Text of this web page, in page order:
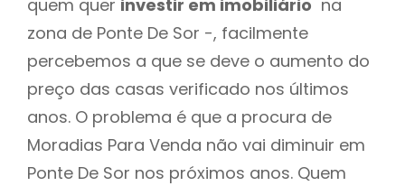
quem quer investir em imobiliário na
zona de Ponte De Sor -, facilmente
percebemos a que se deve o aumento do
preço das casas verificado nos últimos
anos. O problema é que a procura de
Moradias Para Venda não vai diminuir em
Ponte De Sor nos próximos anos. Quem